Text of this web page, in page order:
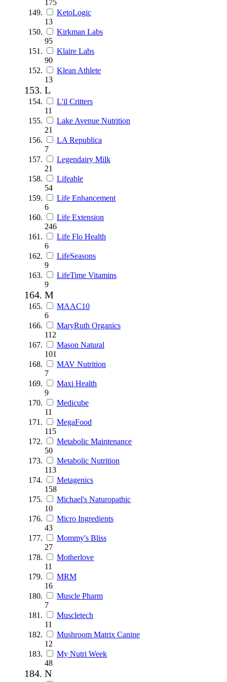
175
KetoLogic
13
Kirkman Labs
95
Klaire Labs
90
Klean Athlete
13
L
L'il Critters
11
Lake Avenue Nutrition
21
LA Republica
7
Legendairy Milk
21
Lifeable
54
Life Enhancement
6
Life Extension
246
Life Flo Health
6
LifeSeasons
9
LifeTime Vitamins
9
M
MAAC10
6
MaryRuth Organics
112
Mason Natural
101
MAV Nutrition
7
Maxi Health
9
Medicube
11
MegaFood
115
Metabolic Maintenance
50
Metabolic Nutrition
113
Metagenics
158
Michael's Naturopathic
10
Micro Ingredients
43
Mommy's Bliss
27
Motherlove
11
MRM
16
Muscle Pharm
7
Muscletech
11
Mushroom Matrix Canine
12
My Nutri Week
48
N